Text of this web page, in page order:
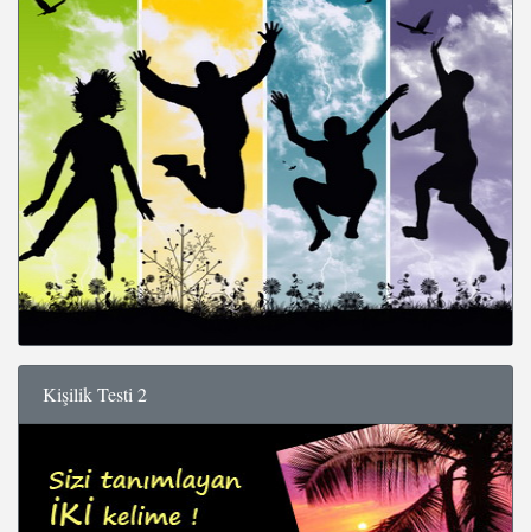
Kişilik Testi 2